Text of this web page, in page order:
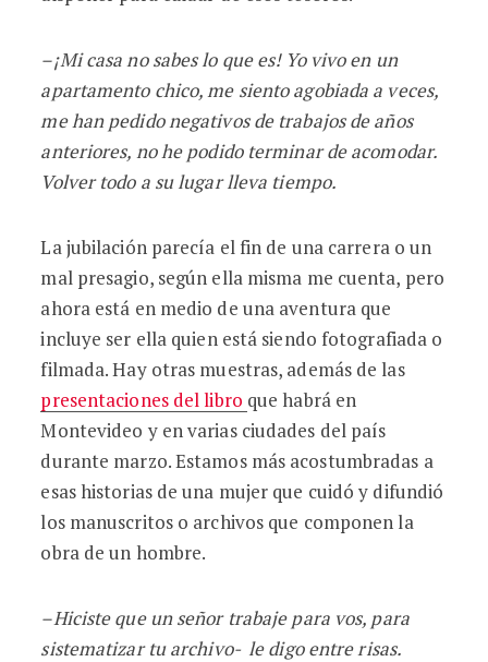
–¡Mi casa no sabes lo que es! Yo vivo en un
apartamento chico, me siento agobiada a veces,
me han pedidonegativos de trabajos de años
anteriores, no he podido terminar de acomodar.
Volver todo a su lugar lleva tiempo.
La jubilación parecía el fin de una carrera o un
mal presagio, según ella misma me cuenta, pero
ahora está en medio de una aventura que
incluye ser ella quien está siendo fotografiada o
filmada. Hay otras muestras, además de las
presentaciones del libro que habrá en
Montevideo y en varias ciudades del país
durante marzo. ​​Estamos más acostumbradas a
esas historias de una mujer que cuidó y difundió
los manuscritos o archivos que componen la
obra de un hombre.
–Hiciste que un señor trabaje para vos, para
sistematizar tu archivo- le digo entre risas.